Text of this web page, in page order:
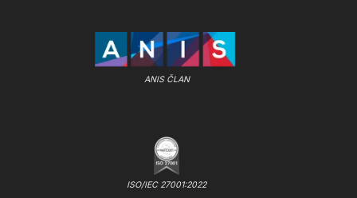
ANIS ČLAN
ISO/IEC 27001:2022